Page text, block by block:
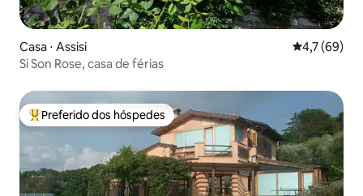
Casa ⋅ Assisi 4,7 de uma
4,7 (69)
Si Son Rose, casa de férias
Entre os melhores preferidos dos hóspedes
Preferido dos hóspedes